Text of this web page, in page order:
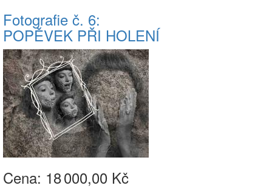
Fotografie č. 6:
POPĚVEK PŘI HOLENÍ
Cena: 18000,00 Kč